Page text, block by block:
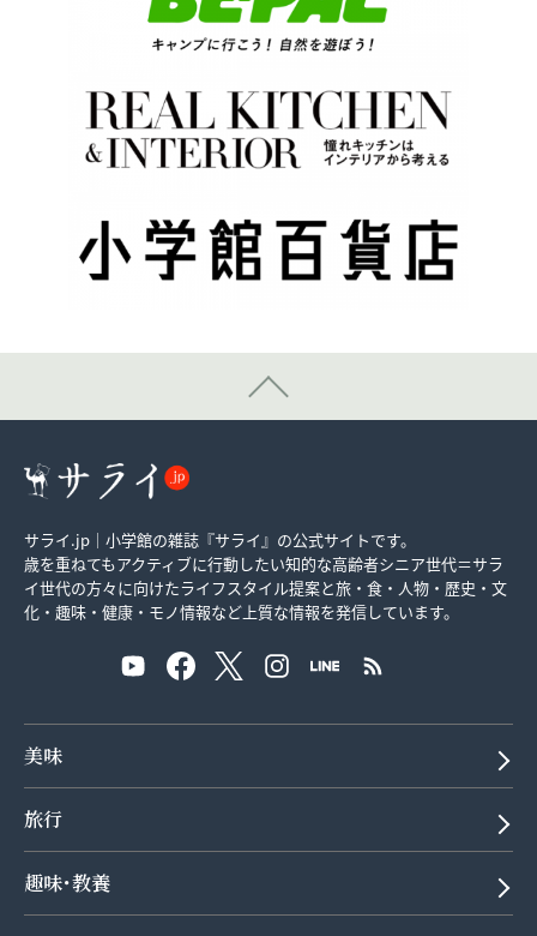
サライ.jp｜小学館の雑誌『サライ』の公式サイトです。
歳を重ねてもアクティブに行動したい知的な高齢者シニア世代＝サラ
イ世代の方々に向けたライフスタイル提案と旅・食・人物・歴史・文
化・趣味・健康・モノ情報など上質な情報を発信しています。
美味
旅行
趣味･教養